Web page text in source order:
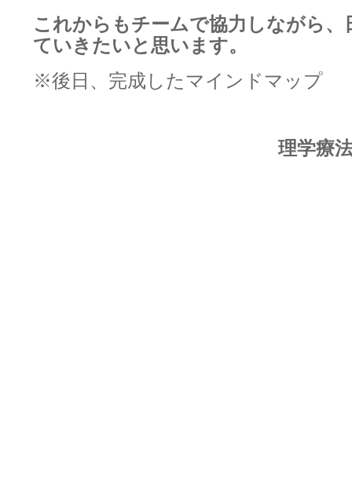
これからもチームで協力しながら、
ていきたいと思います。
※後日、完成したマインドマップ
理学療